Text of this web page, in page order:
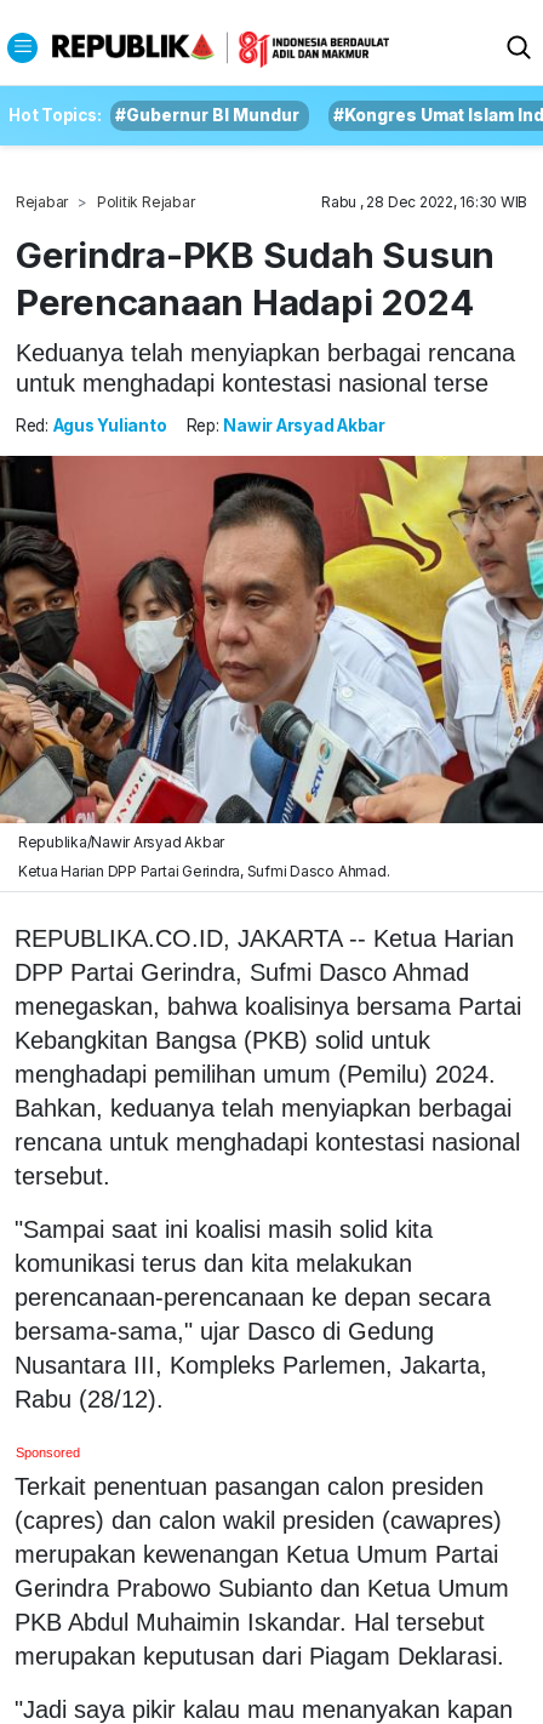
Hot Topics: #Gubernur BI Mundur #Kongres Umat Islam
Rejabar Politik Rejabar Rabu , 28 Dec 2022, 16:30 WIB
Gerindra-PKB Sudah Susun
Perencanaan Hadapi 2024
Keduanya telah menyiapkan berbagai rencana
untuk menghadapi kontestasi nasional terse
Red: Agus Yulianto Rep: Nawir Arsyad Akbar
Republika/Nawir Arsyad Akbar
Ketua Harian DPP Partai Gerindra, Sufmi Dasco Ahmad.
REPUBLIKA.CO.ID, JAKARTA -- Ketua Harian
DPP Partai Gerindra, Sufmi Dasco Ahmad
menegaskan, bahwa koalisinya bersama Partai
Kebangkitan Bangsa (PKB) solid untuk
menghadapi pemilihan umum (Pemilu) 2024.
Bahkan, keduanya telah menyiapkan berbagai
rencana untuk menghadapi kontestasi nasional
tersebut.
"Sampai saat ini koalisi masih solid kita
komunikasi terus dan kita melakukan
perencanaan-perencanaan ke depan secara
bersama-sama," ujar Dasco di Gedung
Nusantara III, Kompleks Parlemen, Jakarta,
Rabu (28/12).
Sponsored
Terkait penentuan pasangan calon presiden
(capres) dan calon wakil presiden (cawapres)
merupakan kewenangan Ketua Umum Partai
Gerindra Prabowo Subianto dan Ketua Umum
PKB Abdul Muhaimin Iskandar. Hal tersebut
merupakan keputusan dari Piagam Deklarasi.
"Jadi saya pikir kalau mau menanyakan kapan